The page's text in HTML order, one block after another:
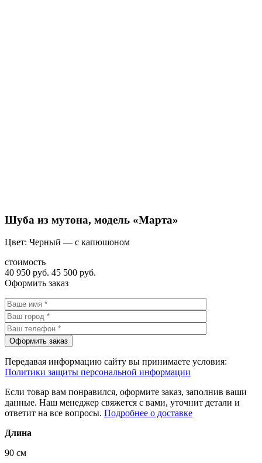
Шуба из мутона, модель «Марта»
Цвет: Черный — с капюшоном
стоимость
40 950 руб. 45 500 руб.
Оформить заказ
Передавая информацию сайту вы принимаете условия:
Политики защиты персональной информации
Если товар вам понравился, оформите заказ, заполнив ваши
данные. Наш менеджер свяжется с вами, уточнит детали и
ответит на все вопросы. Подробнее о доставке
Длина
90 см